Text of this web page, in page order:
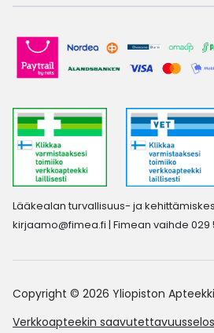
Lääkealan turvallisuus- ja
kirjaamo@fimea.fi | Fimean vaihde 029
Copyright © 2026 Yliopiston Apteekki
Verkkoapteekin